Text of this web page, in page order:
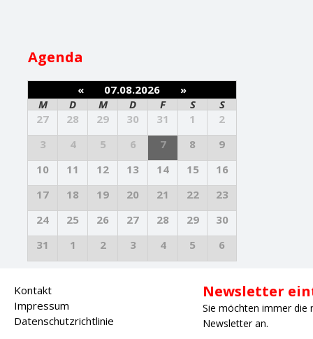
Agenda
« 07.08.2026
»
M
D M D F S
S
27
28 29 30 31 1
2
3
4 5 6 7 8
9
10
11 12 13 14 15
16
17
18 19 20 21 22
23
24
25 26 27 28 29
30
31
1 2 3 4 5 6
Kontakt
Impressum
Datenschutzrichtlinie
Newsletter
Sie möchten immer die
Newsletter an.